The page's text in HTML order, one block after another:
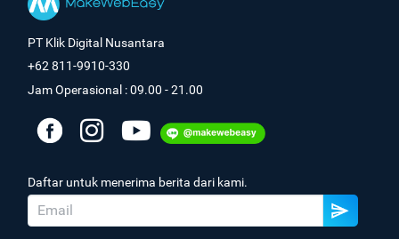
PT Klik Digital Nusantara
+62 811-9910-330
Jam Operasional : 09.00 - 21.00
Daftar untuk menerima berita dari kami.